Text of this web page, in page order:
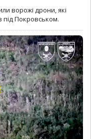
ворожі дрони, які
під Покровськом.